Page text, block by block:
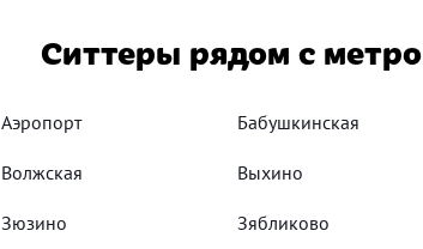
Ситтеры рядом с метро
Аэропорт Бабушкинская
Волжская Выхино
Зюзино Зябликово